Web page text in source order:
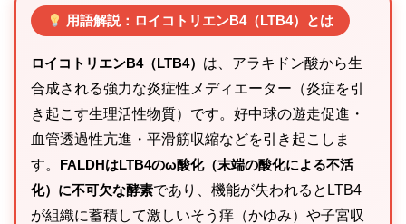
用語解説：ロイコトリエンB4（LTB4）とは
ロイコトリエンB4（LTB4） は、アラキドン酸から生
合成される強力な炎症性メディエーター（炎症を引
き起こす生理活性物質）です。好中球の遊走促進・
血管透過性亢進・平滑筋収縮などを引き起こしま
す。 FALDHはLTB4のω酸化（末端の酸化による不活
化）に不可欠な酵素であり、機能が失われるとLTB4
が組織に蓄積して激しいそう痒（かゆみ）や子宮収